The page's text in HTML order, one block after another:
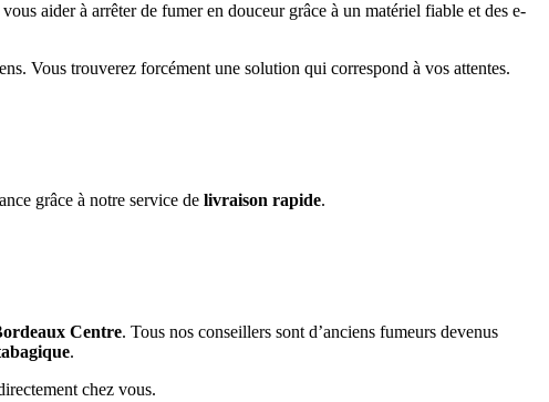
aider à arrêter de fumer en douceur grâce à un matériel fiable et des e-
Vous trouverez forcément une solution qui correspond à vos attentes.
grâce à notre service de livraison rapide.
Centre. Tous nos conseillers sont d’anciens fumeurs devenus
.
chez vous.